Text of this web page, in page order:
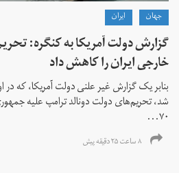
جهان ايران
خارجی ایران را کاهش داد
بنابر یک گزارش غیر علنی دولت آمریکا، که در
۷۰...
۸ ساعت ۲۵ دقیقه پیش